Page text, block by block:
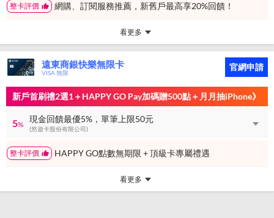
整卡評價 網購、訂閱服務推薦，新舊戶最高享20%回饋！
看更多
遠東商銀快樂無限卡
VISA 無限
官網申請
新戶首刷禮2選1＋HAPPY GO Pay加碼贈500點＋月月抽iPhone》
5%
現金回饋最優5%，單筆上限50元
(悠遊卡股份有限公司)
整卡評價 HAPPY GO點數無期限 + 頂級卡專屬禮遇
看更多